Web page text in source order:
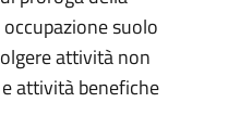
suolo
attività non
attività benefiche